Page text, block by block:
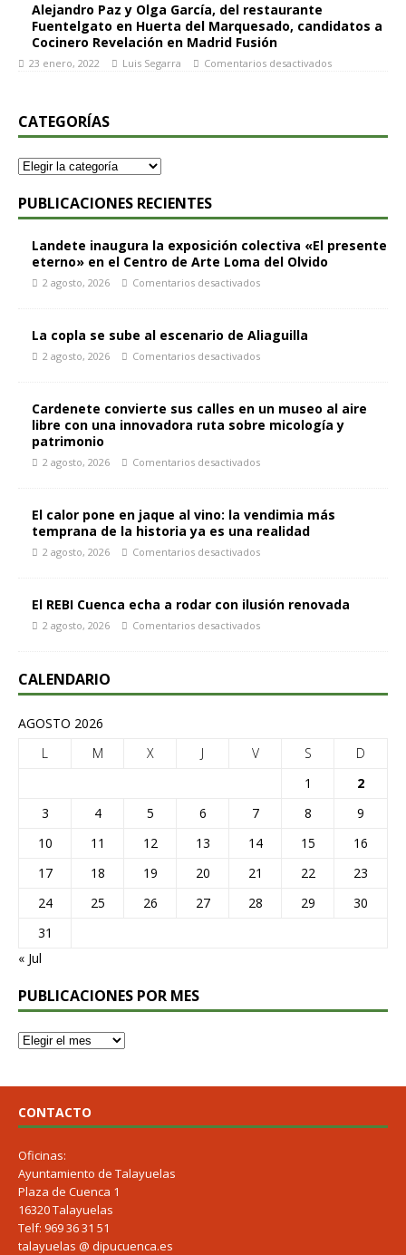
Alejandro Paz y Olga García, del restaurante
Fuentelgato en Huerta del Marquesado, candidatos a
Cocinero Revelación en Madrid Fusión
23 enero, 2022 Luis Segarra Comentarios desactivados
CATEGORÍAS
PUBLICACIONES RECIENTES
Landete inaugura la exposición colectiva «El presente
eterno» en el Centro de Arte Loma del Olvido
2 agosto, 2026 Comentarios desactivados
La copla se sube al escenario de Aliaguilla
2 agosto, 2026 Comentarios desactivados
Cardenete convierte sus calles en un museo al aire
libre con una innovadora ruta sobre micología y
patrimonio
2 agosto, 2026 Comentarios desactivados
El calor pone en jaque al vino: la vendimia más
temprana de la historia ya es una realidad
2 agosto, 2026 Comentarios desactivados
El REBI Cuenca echa a rodar con ilusión renovada
2 agosto, 2026 Comentarios desactivados
CALENDARIO
AGOSTO 2026
L
M X J V S
D
1
2
3
4 5 6 7 8
9
10
11 12 13 14 15
16
17
18 19 20 21 22
23
24
25 26 27 28 29
30
31
« Jul
PUBLICACIONES POR MES
CONTACTO
Oficinas:
Ayuntamiento de Talayuelas
Plaza de Cuenca 1
16320 Talayuelas
Telf: 969 36 31 51
talayuelas @ dipucuenca.es